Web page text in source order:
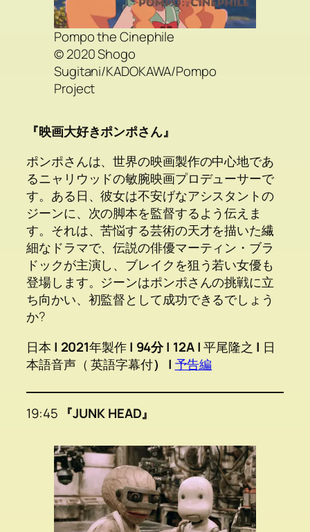
Pompo the Cinephile
© 2020 Shogo
Sugitani/KADOKAWA/Pompo
Project
『映画大好きポンポさん』
ポンポさんは、世界の映画製作の中心地であ
るニャリウッドの敏腕映画プロデューサーで
す。ある日、彼女は不安げなアシスタントの
ジーンに、次の脚本を監督するよう伝えま
す。それは、苦悩する芸術の天才を描いた繊
細なドラマで、伝説の俳優マーティン・ブラ
ドックが主演し、ブレイクを狙う若い女優も
登場します。ジーンはポンポさんの挑戦に立
ち向かい、初監督として成功できるでしょう
か?
日本 | 2021年製作| 94分 | 12A |平尾隆之 | 日
本語音声（ 英語字幕付） | 予告編
19:45 『JUNK HEAD』